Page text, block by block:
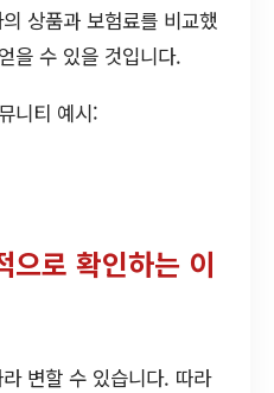
상품과 보험료를 비교했
을 수 있을 것입니다.
니티 예시:
으로 확인하는 이
변할 수 있습니다. 따라